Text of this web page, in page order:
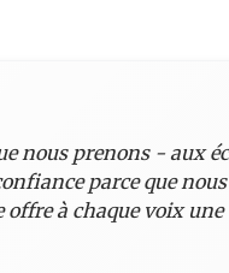
nous prenons - aux
parce que
à chaque voix une